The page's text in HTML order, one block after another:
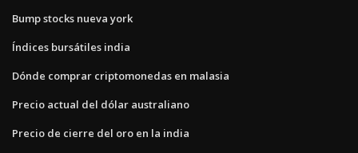
Bump stocks nueva york
Índices bursátiles india
Dónde comprar criptomonedas en malasia
Precio actual del dólar australiano
Precio de cierre del oro en la india